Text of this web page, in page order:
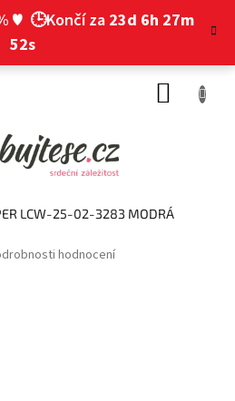
♥ 🕒Končí za 23d 6h 27m
51s
LCW-25-02-3283 MODRÁ
hodnocení